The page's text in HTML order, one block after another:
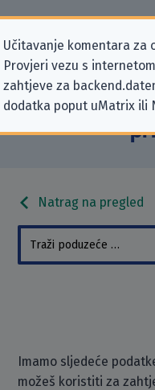
Učitavanje komentara za
Provjeri vezu s
zahtjeve za
dodatka poput uMatrix ili
Podaci
odnose na
Natrag na pregled
Imamo sljedeće
možeš koristiti za